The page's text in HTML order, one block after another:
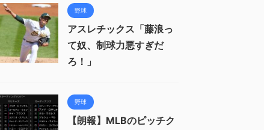
野球
アスレチックス「藤浪っ
て奴、制球力悪すぎだ
ろ！」
野球
【朗報】MLBのピッチク